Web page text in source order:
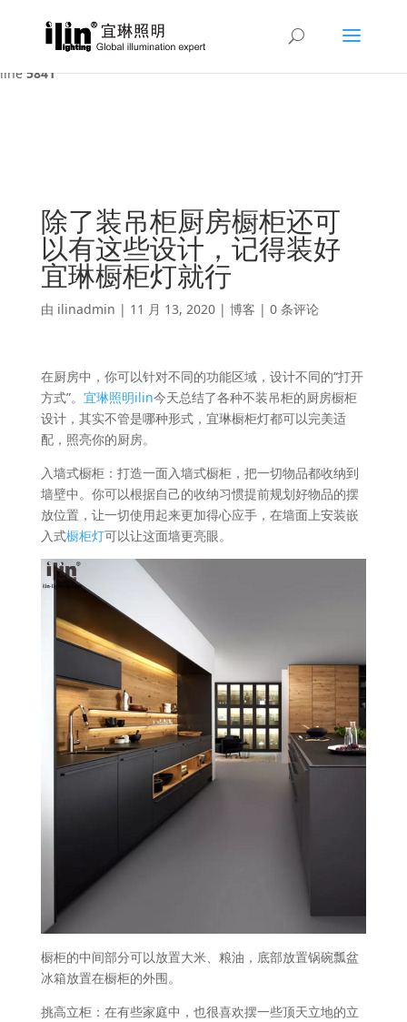
Warning : A non-numeric value encountered in
/var/www/html/ilin/wp-content/themes/Divi/functions.php
line5841
除了装吊柜厨房橱柜还可
以有这些设计，记得装好
宜琳橱柜灯就行
由 ilinadmin | 11 月 13, 2020| 博客 | 0 条评论
在厨房中，你可以针对不同的功能区域，设计不同的“打开
方式”。 宜琳照明ilin今天总结了各种不装吊柜的厨房橱柜
设计，其实不管是哪种形式，宜琳橱柜灯都可以完美适
配，照亮你的厨房。
入墙式橱柜：打造一面入墙式橱柜，把一切物品都收纳到
墙壁中。你可以根据自己的收纳习惯提前规划好物品的摆
放位置，让一切使用起来更加得心应手，在墙面上安装嵌
入式橱柜灯可以让这面墙更亮眼。
橱柜的中间部分可以放置大米、粮油，底部放置锅碗瓢盆
冰箱放置在橱柜的外围。
挑高立柜：在有些家庭中，也很喜欢摆一些顶天立地的立